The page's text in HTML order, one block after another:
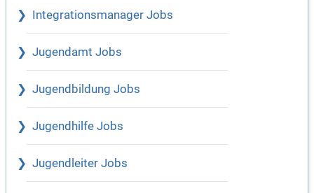
Integrationsmanager Jobs
Jugendamt Jobs
Jugendbildung Jobs
Jugendhilfe Jobs
Jugendleiter Jobs